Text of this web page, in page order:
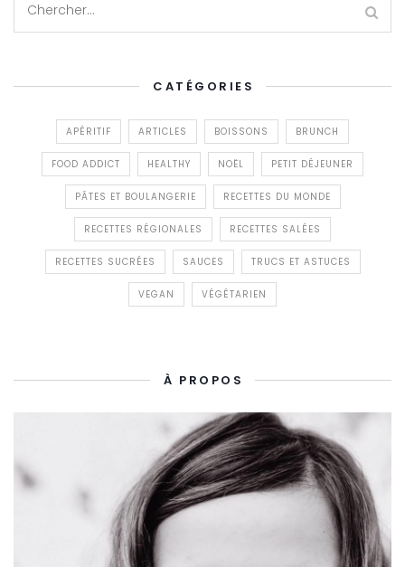
CATÉGORIES
APÉRITIF ARTICLES BOISSONS BRUNCH
FOOD ADDICT HEALTHY NOËL PETIT DÉJEUNER
PÂTES ET BOULANGERIE RECETTES DU MONDE
RECETTES RÉGIONALES RECETTES SALÉES
RECETTES SUCRÉES SAUCES TRUCS ET ASTUCES
VEGAN VÉGÉTARIEN
À PROPOS